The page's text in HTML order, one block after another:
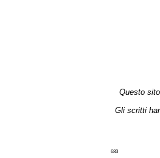
Questo
Gli scritti
683